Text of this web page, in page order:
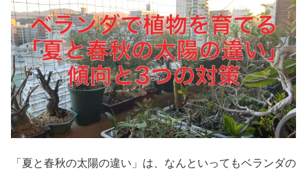
「夏と春秋の太陽の違い」は、なんといってもベランダの